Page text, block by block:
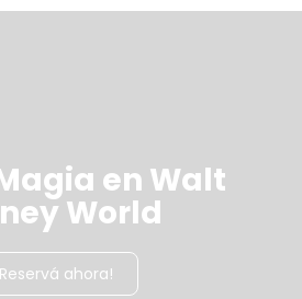
en Walt
World
Reservá ahora!